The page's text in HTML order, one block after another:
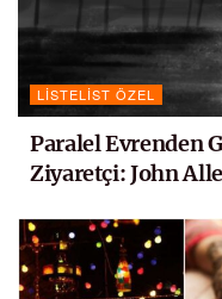
LISTELIST ÖZEL
Paralel Evrenden
Ziyaretçi: John